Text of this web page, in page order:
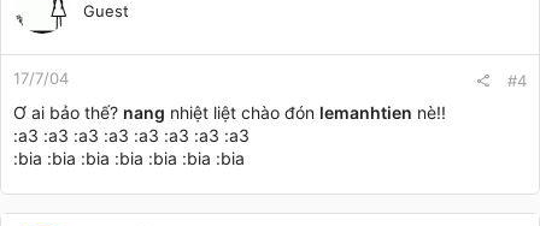
Guest
17/7/04 #4
Ơ ai bảo thế? nang nhiệt liệt chào đón lemanhtien nè!!
:a3 :a3 :a3 :a3 :a3 :a3 :a3 :a3
:bia :bia :bia :bia :bia :bia :bia